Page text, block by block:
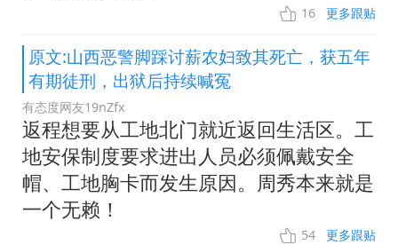
16 更多跟贴
原文:山西恶警脚踩讨薪农妇致其死亡，获五年
有期徒刑，出狱后持续喊冤
有态度网友19nZfx
返程想要从工地北门就近返回生活区。工
地安保制度要求进出人员必须佩戴安全
帽、工地胸卡而发生原因。周秀本来就是
一个无赖！
54 更多跟贴